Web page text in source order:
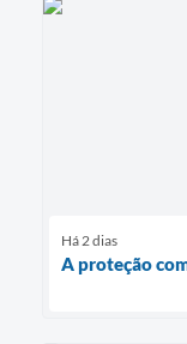
Há 2 dias
A proteção